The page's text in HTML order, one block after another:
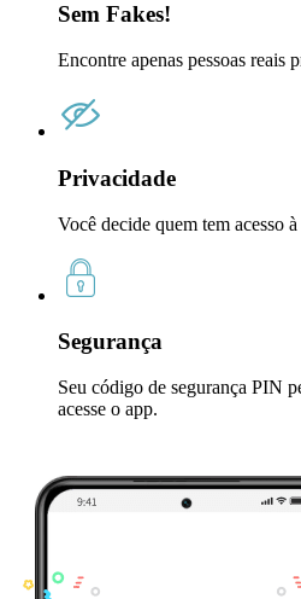
Sem Fakes!
Encontre apenas pessoas reais
Privacidade
Você decide quem tem acesso
Segurança
Seu código de segurança PIN
acesse o app.